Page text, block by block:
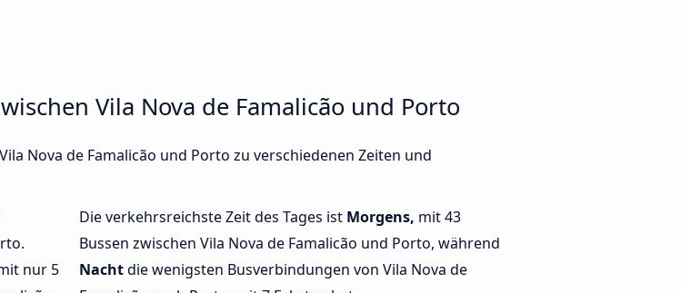
Vila Nova de Famalicão und Porto
Nova de Famalicão und Porto zu verschiedenen Zeiten und
nur 5
Die verkehrsreichste Zeit des Tages ist Morgens, mit 43
Bussen zwischen Vila Nova de Famalicão und Porto, während
Nachtdie wenigsten Busverbindungen von Vila Nova de